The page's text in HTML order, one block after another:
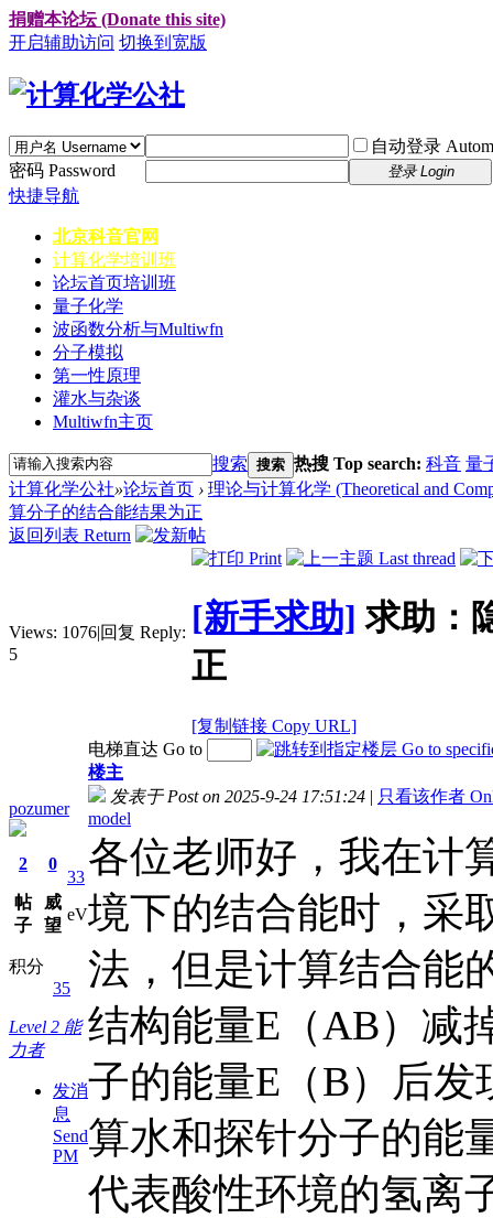
捐赠本论坛 (Donate this site)
开启辅助访问 切换到宽版
自动登录
密码 Password
登录 Login
快捷导航
北京科音官网
计算化学培训班
论坛首页培训班
量子化学
波函数分析与Multiwfn
分子模拟
第一性原理
灌水与杂谈
Multiwfn主页
搜索 搜索 热搜 Top search: 科音 量
计算化学公社»论坛首页 › 理论与计算化学 (Theoretical and
算分子的结合能结果为正
返回列表 Return
Views: 1076|回复 Reply:
5
[新手求助] 求助：
正
[复制链接 Copy URL]
pozumer
2
帖
子
0
威
望
33
eV
积分
35
Level 2 能
力者
发消
息
Send
PM
电梯直达 Go to
楼主
发表于 Post on 2025-9-24 17:51:24 | 只看该作者
model
各位老师好，我在计
境下的结合能时，采
法，但是计算结合能
结构能量E（AB）减
子的能量E（B）后
算水和探针分子的能
代表酸性环境的氢离